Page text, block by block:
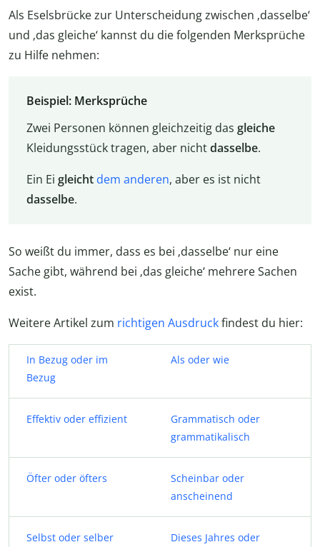
Als Eselsbrücke zur Unterscheidung zwischen ‚dasselbe‘
und ‚das gleiche‘ kannst du die folgenden Merksprüche
zu Hilfe nehmen:
Beispiel: Merksprüche
Zwei Personen können gleichzeitig das gleiche
Kleidungsstück tragen, aber nichtdasselbe.
Ein Ei gleicht dem anderen, aber es ist nicht
dasselbe.
So weißt du immer, dass es bei ‚dasselbe‘ nur eine
Sache gibt, während bei ‚das gleiche‘ mehrere Sachen
exist.
Weitere Artikel zum richtigen Ausdruckfindest du hier:
In Bezug oder im
Bezug
Als oder wie
Effektiv oder effizient
Grammatisch oder
grammatikalisch
Öfter oder öfters
Scheinbar oder
anscheinend
Selbst oder selber
Dieses Jahres oder